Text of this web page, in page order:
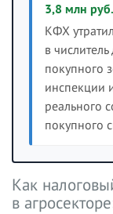
3,8 млн руб.
КФХ
в
покупного
инспекции
реального
покупного
Как
в